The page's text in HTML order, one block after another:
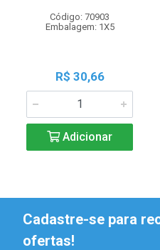
Código: 70903
Embalagem: 1X5
R$ 30,66
Adicionar
Cadastre-se para
ofertas!